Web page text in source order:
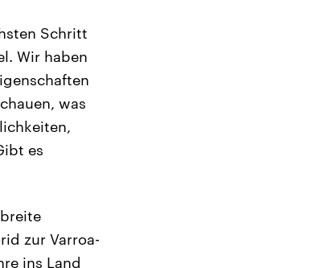
Schritt
Wir haben
was
es
zur Varroa-
ins Land